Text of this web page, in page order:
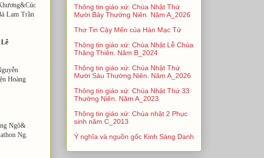
Trần
Ngô&
Ng.
Thông tin giáo xứ: Chúa Nhật Thứ
Mười Bảy Thường Niên. Năm A_2026
Thơ Tin Cậy Mến của Hàn Mạc Tử
Thông tin giáo xứ: Chúa Nhật Lễ Chúa
Thăng Thiên. Năm B_2024
Thông tin giáo xứ: Chúa Nhật Thứ
Mười Sáu Thường Niên. Năm A_2026
Thông tin giáo xứ: Chúa Nhật Thứ 33
Thường Niên. Năm A_2023
Thông tin giáo xứ: Chúa nhật 2 Phục
sinh năm C_2013
Ý nghĩa và nguồn gốc Kinh Sáng Danh